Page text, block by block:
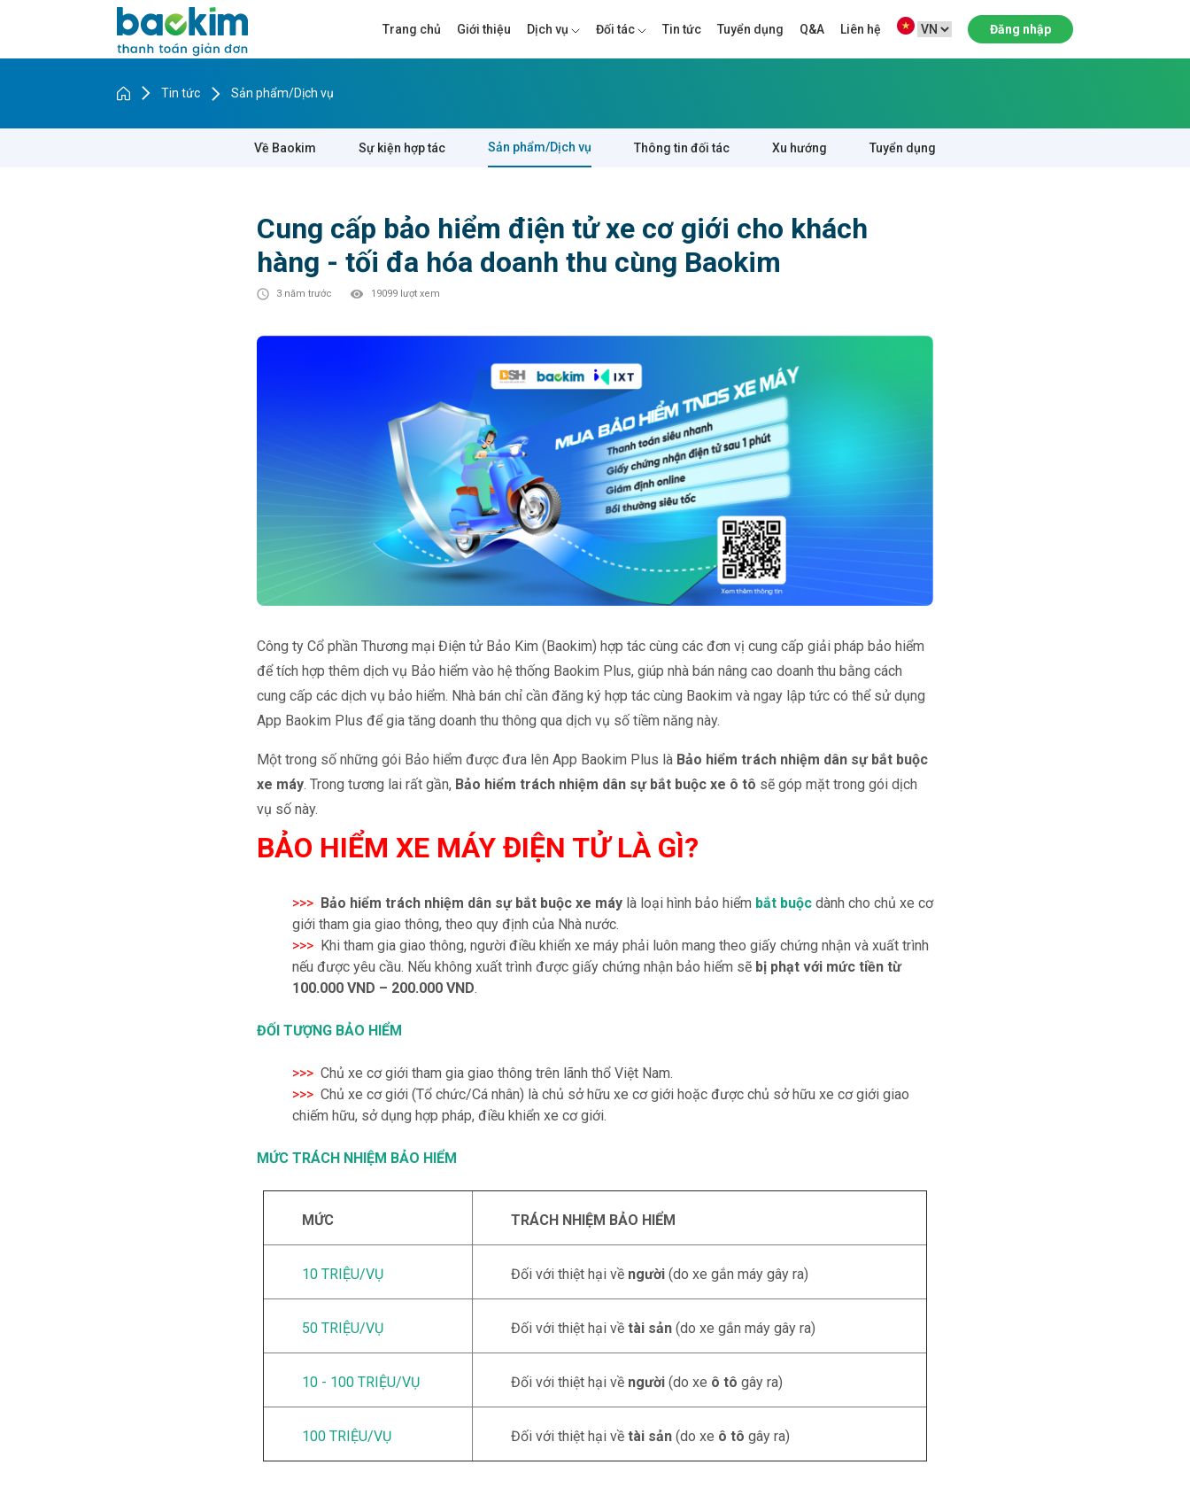
Trang chủ Giới thiệu Dịch vụ Đối tác Tin tức Tuyển dụng Q&A Liên hệ Đăng nhập
Tin tức Sản phẩm/Dịch vụ
Về Baokim Sự kiện hợp tác Sản phẩm/Dịch vụ Thông tin đối tác Xu hướng Tuyển dụng
Cung cấp bảo hiểm điện tử xe cơ giới cho khách
hàng - tối đa hóa doanh thu cùng Baokim
3 năm trước 19099 lượt xem
Công ty Cổ phần Thương mại Điện tử Bảo Kim (Baokim) hợp tác cùng các đơn vị cung cấp giải pháp bảo hiểm
để tích hợp thêm dịch vụ Bảo hiểm vào hệ thống Baokim Plus, giúp nhà bán nâng cao doanh thu bằng cách
cung cấp các dịch vụ bảo hiểm. Nhà bán chỉ cần đăng ký hợp tác cùng Baokim và ngay lập tức có thể sử dụng
App Baokim Plus để gia tăng doanh thu thông qua dịch vụ số tiềm năng này.
Một trong số những gói Bảo hiểm được đưa lên App Baokim Plus là Bảo hiểm trách nhiệm dân sự bắt buộc
xe máy. Trong tương lai rất gần, Bảo hiểm trách nhiệm dân sự bắt buộc xe ô tô sẽ góp mặt trong gói dịch
vụ số này.
BẢO HIỂM XE MÁY ĐIỆN TỬ LÀ GÌ?
>>> Bảo hiểm trách nhiệm dân sự bắt buộc xe máy là loại hình bảo hiểm bắt buộc dành cho chủ xe cơ
giới tham gia giao thông, theo quy định của Nhà nước.
>>> Khi tham gia giao thông, người điều khiển xe máy phải luôn mang theo giấy chứng nhận và xuất trình
nếu được yêu cầu. Nếu không xuất trình được giấy chứng nhận bảo hiểm sẽ bị phạt với mức tiền từ
100.000 VND – 200.000 VND.
ĐỐI TƯỢNG BẢO HIỂM
>>> Chủ xe cơ giới tham gia giao thông trên lãnh thổ Việt Nam.
>>> Chủ xe cơ giới (Tổ chức/Cá nhân) là chủ sở hữu xe cơ giới hoặc được chủ sở hữu xe cơ giới giao
chiếm hữu, sở dụng hợp pháp, điều khiển xe cơ giới.
MỨC TRÁCH NHIỆM BẢO HIỂM
MỨC TRÁCH NHIỆM BẢO HIỂM
10 TRIỆU/VỤ Đối với thiệt hại về người (do xe gắn máy gây ra)
50 TRIỆU/VỤ Đối với thiệt hại về tài sản (do xe gắn máy gây ra)
10 - 100 TRIỆU/VỤ Đối với thiệt hại về người (do xe ô tô gây ra)
100 TRIỆU/VỤ Đối với thiệt hại về tài sản (do xe ô tô gây ra)